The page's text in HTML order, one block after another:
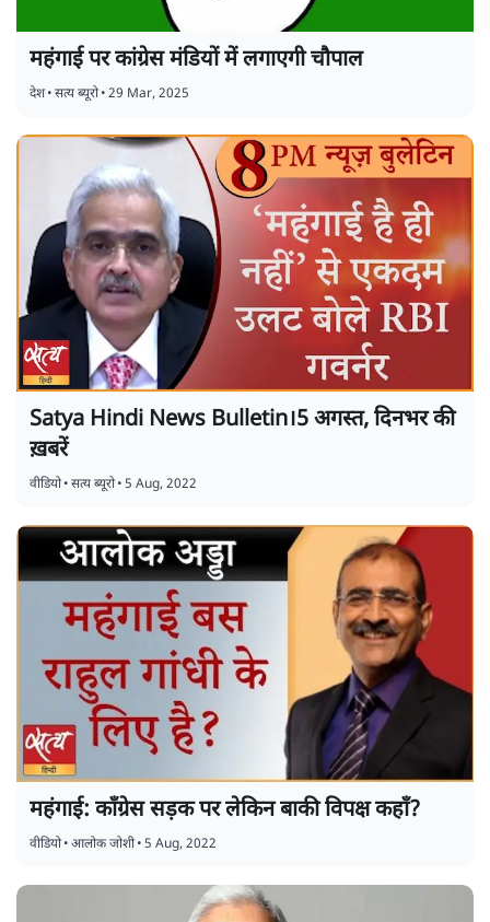
महंगाई पर कांग्रेस मंडियों में लगाएगी चौपाल
देश•सत्य ब्यूरो•29 Mar, 2025
Satya Hindi News Bulletin।5 अगस्त, दिनभर की
ख़बरें
वीडियो•सत्य ब्यूरो•5 Aug, 2022
महंगाई: कॉंग्रेस सड़क पर लेकिन बाकी विपक्ष कहाँ?
वीडियो•आलोक जोशी•5 Aug, 2022